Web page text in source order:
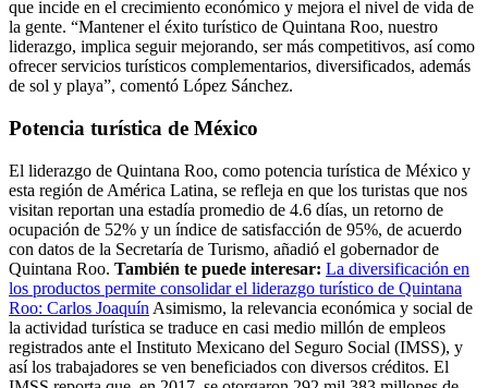
que incide en el crecimiento económico y mejora el nivel de vida de
la gente. “Mantener el éxito turístico de Quintana Roo, nuestro
liderazgo, implica seguir mejorando, ser más competitivos, así como
ofrecer servicios turísticos complementarios, diversificados, además
de sol y playa”, comentó López Sánchez.
Potencia turística de México
El liderazgo de Quintana Roo, como potencia turística de México y
esta región de América Latina, se refleja en que los turistas que nos
visitan reportan una estadía promedio de 4.6 días, un retorno de
ocupación de 52% y un índice de satisfacción de 95%, de acuerdo
con datos de la Secretaría de Turismo, añadió el gobernador de
Quintana Roo. También te puede interesar: La diversificación en
los productos permite consolidar el liderazgo turístico de Quintana
Roo: Carlos Joaquín Asimismo, la relevancia económica y social de
la actividad turística se traduce en casi medio millón de empleos
registrados ante el Instituto Mexicano del Seguro Social (IMSS), y
así los trabajadores se ven beneficiados con diversos créditos. El